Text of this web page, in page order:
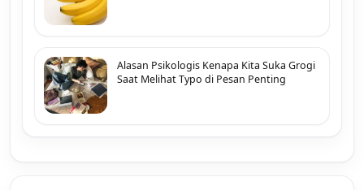
Alasan Psikologis Kenapa Kita Suka Grogi
Saat Melihat Typo di Pesan Penting